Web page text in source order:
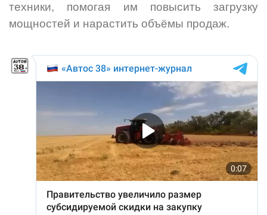
техники, помогая им повысить загрузку
мощностей и нарастить объёмы продаж.